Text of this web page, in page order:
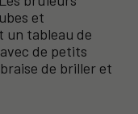
et
un tableau de
de petits
de briller et